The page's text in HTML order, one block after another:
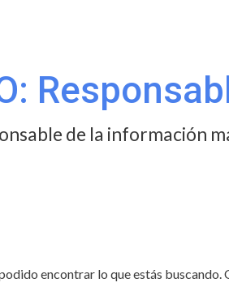
de la información
encontrar lo que estás buscando.